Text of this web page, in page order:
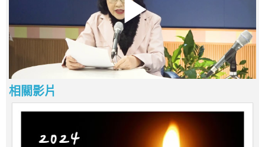
相關影片